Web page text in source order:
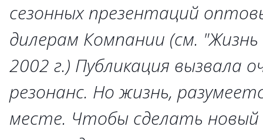
сезонных презентаций
дилерам Компании (см. "Жизнь
2002 г.) Публикация вызвала
резонанс. Но жизнь,
месте. Чтобы сделать новый